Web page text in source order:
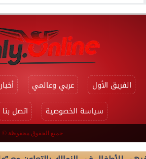
الفريق الأول عربي وعالمي
سياسة الخصوصية
اتصل بنا
جميع الحقوق محفوظة ©